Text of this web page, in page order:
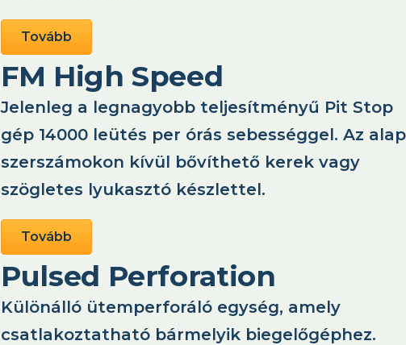
Tovább
FM High Speed
Jelenleg a legnagyobb teljesítményű Pit Stop
gép 14000 leütés per órás sebességgel. Az alap
szerszámokon kívül bővíthető kerek vagy
szögletes lyukasztó készlettel.
Tovább
Pulsed Perforation
Különálló ütemperforáló egység, amely
csatlakoztatható bármelyik biegelőgéphez.